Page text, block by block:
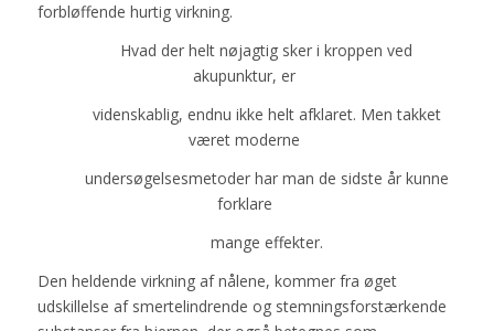
forbløffende hurtig virkning.
Hvad der helt nøjagtig sker i kroppen ved
akupunktur, er
videnskablig, endnu ikke helt afklaret. Men takket
været moderne
undersøgelsesmetoder har man de sidste år kunne
forklare
mange effekter.
Den heldende virkning af nålene, kommer fra øget
udskillelse af smertelindrende og stemningsforstærkende